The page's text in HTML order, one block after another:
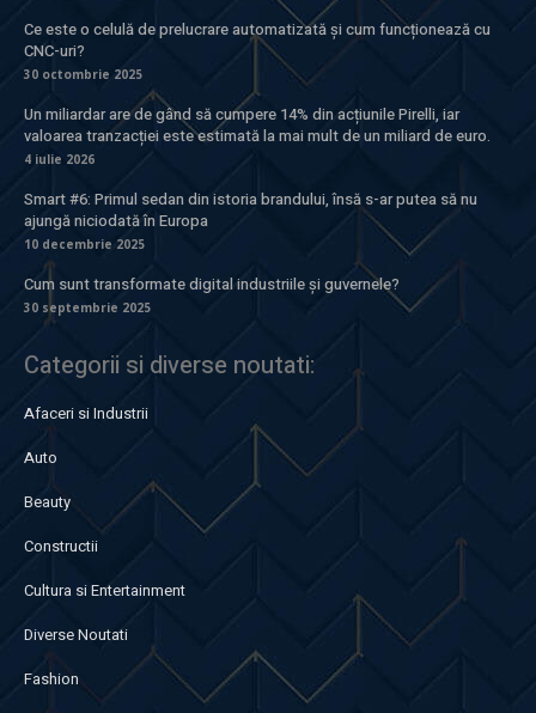
Ce este o celulă de prelucrare automatizată și cum funcționează cu
CNC-uri?
30 octombrie 2025
Un miliardar are de gând să cumpere 14% din acțiunile Pirelli, iar
valoarea tranzacției este estimată la mai mult de un miliard de euro.
4 iulie 2026
Smart #6: Primul sedan din istoria brandului, însă s-ar putea să nu
ajungă niciodată în Europa
10 decembrie 2025
Cum sunt transformate digital industriile și guvernele?
30 septembrie 2025
Categorii si diverse noutati:
Afaceri si Industrii
Auto
Beauty
Constructii
Cultura si Entertainment
Diverse Noutati
Fashion